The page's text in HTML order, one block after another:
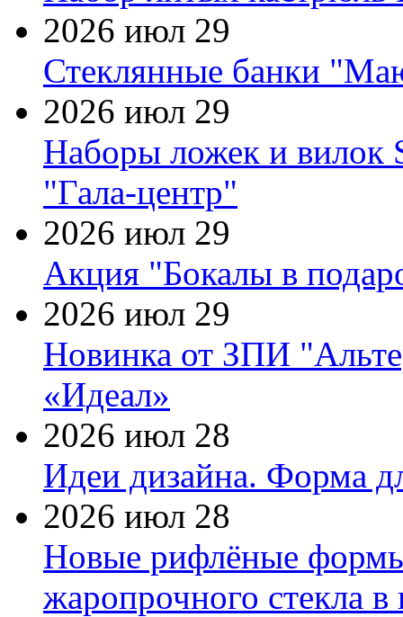
2026 июл 29
Стеклянные банки
2026 июл 29
Наборы ложек и вилок
"Гала-центр"
2026 июл 29
Акция "Бокалы в
2026 июл 29
Новинка от ЗПИ
«Идеал»
2026 июл 28
Идеи дизайна. Форма
2026 июл 28
Новые рифлёные формы
жаропрочного стекла